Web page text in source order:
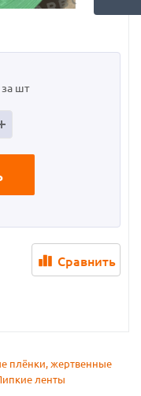
за шт
Сравнить
плёнки, жертвенные
ленты